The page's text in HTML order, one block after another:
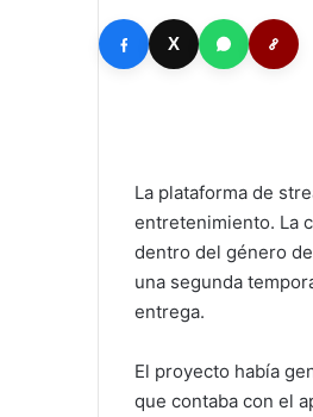
X
La plataforma de
entretenimiento. La
dentro del género
una segunda
entrega.
El proyecto había
que contaba con el